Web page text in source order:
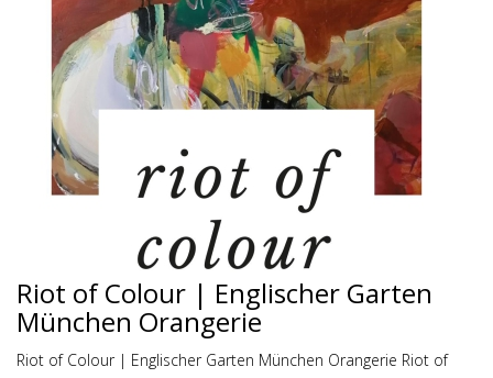
Riot of Colour | Englischer Garten
München Orangerie
Riot of Colour | Englischer Garten München Orangerie Riot of